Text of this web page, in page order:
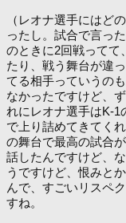
（レオナ選手にはど
ったし。試合で言っ
のときに2回戦ってて
たり、戦う舞台が違
てる相手っていうの
なかったですけど、
れにレオナ選手はK-1
で上り詰めてきてく
の舞台で最高の試合
話したんですけど、
うですけど、恨みと
んで、すごいリスペ
すね。